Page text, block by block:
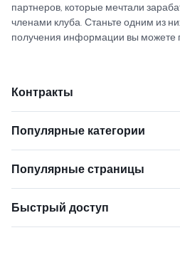
партнеров, которые мечтали
членами клуба. Станьте одним из
получения информации вы можете
Контракты
Популярные категории
Популярные страницы
Быстрый доступ